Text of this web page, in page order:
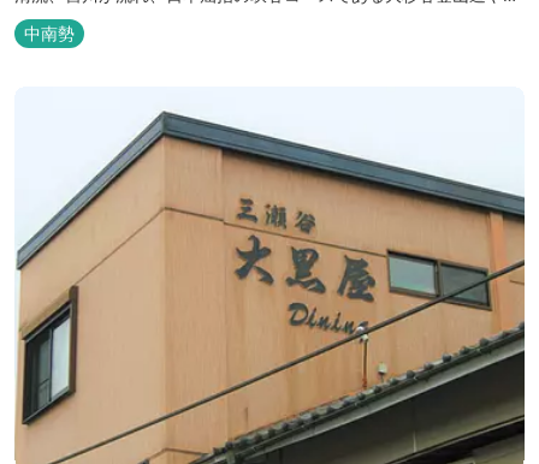
登山初心者から楽しめる総門山など、表情豊かな山々が連なりま
す。 日本の滝百選に選ばれている七ッ釜滝など、大自然が作り出す
点として、当ホテルは快適さを追...
中南勢